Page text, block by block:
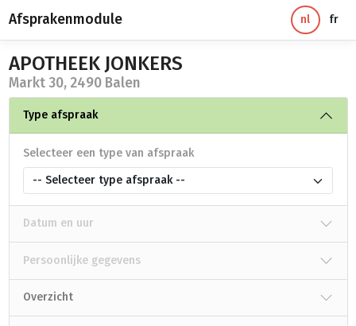
Afsprakenmodule nl fr
APOTHEEK JONKERS
Markt 30, 2490 Balen
Type afspraak
Selecteer een type van afspraak
-- Selecteer type afspraak --
Datum en uur
Persoonlijke gegevens
Overzicht